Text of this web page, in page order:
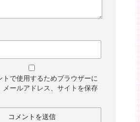
トで使用するためブラウザーに
メールアドレス、サイトを保存